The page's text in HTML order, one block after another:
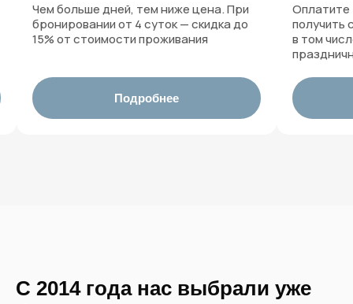
Чем больше дней, тем ниже цена. При
бронировании от 4 суток — скидка до
15% от стоимости проживания
Подробнее
Оплатите
получить
в том
С 2014 года нас выбрали уже